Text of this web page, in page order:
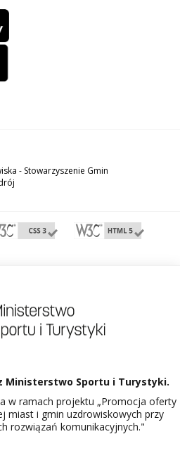
- Stowarzyszenie Gmin
Ministerstwo Sportu i Turystyki.
w ramach projektu „Promocja oferty
miast i gmin uzdrowiskowych przy
rozwiązań komunikacyjnych."